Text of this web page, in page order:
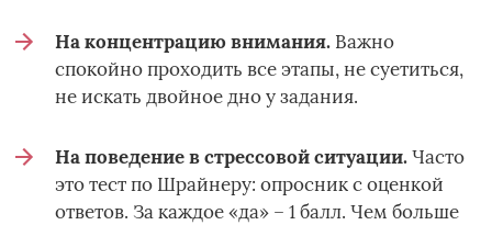
На концентрацию внимания. Важно
спокойно проходить все этапы, не суетиться,
не искать двойное дно у задания.
На поведение в стрессовой ситуации.Часто
это тест по Шрайнеру: опросник с оценкой
ответов. За каждое «да» – 1 балл. Чем больше